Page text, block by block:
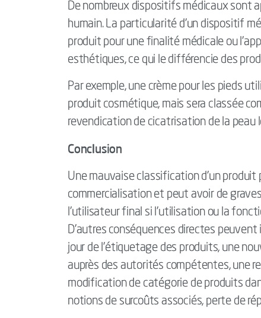
De nombreux dispositifs médicaux sont
humain. La particularité d’un dispositif
produit pour une finalité médicale ou
esthétiques, ce qui le différencie des
Par exemple, une crème pour les pieds
produit cosmétique, mais sera classée
revendication de cicatrisation de la peau
Conclusion
Une mauvaise classification d’un
commercialisation et peut avoir de
l'utilisateur final si l'utilisation ou la
D'autres conséquences directes
jour de l’étiquetage des produits, une
auprès des autorités compétentes, une
modification de catégorie de produits
notions de surcoûts associés, perte de